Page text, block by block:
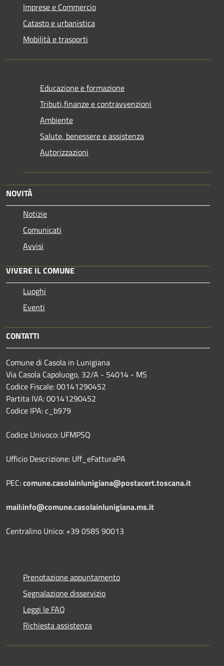
Imprese e Commercio
Catasto e urbanistica
Mobilità e trasporti
Educazione e formazione
Tributi,finanze e contravvenzioni
Ambiente
Salute, benessere e assistenza
Autorizzazioni
NOVITÀ
Notizie
Comunicati
Avvisi
VIVERE IL COMUNE
Luoghi
Eventi
CONTATTI
Comune di Casola in Lunigiana
Via Casola Capoluogo, 32/A - 54014 - MS
Codice Fiscale: 00141290452
Partita IVA: 00141290452
Codice IPA: c_b979
Codice Univoco: UFMPSQ
Ufficio Descrizione: Uff_eFatturaPA
PEC:comune.casolainlunigiana@postacert.toscana.it
mail:info@comune.casolainlunigiana.ms.it
Centralino Unico: +39 0585 90013
Prenotazione appuntamento
Segnalazione disservizio
Leggi le FAQ
Richiesta assistenza